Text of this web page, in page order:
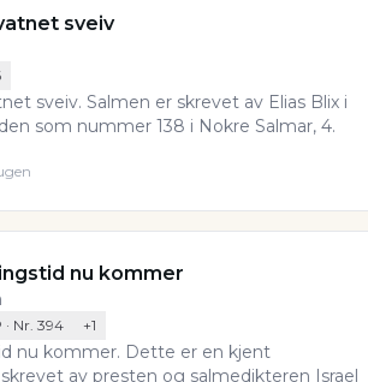
sveiv
sveiv. Salmen er skrevet av Elias Blix i
som nummer 138 i Nokre Salmar, 4.
nu kommer
· Nr. 394 +1
nu kommer. Dette er en kjent
av presten og salmedikteren Israel